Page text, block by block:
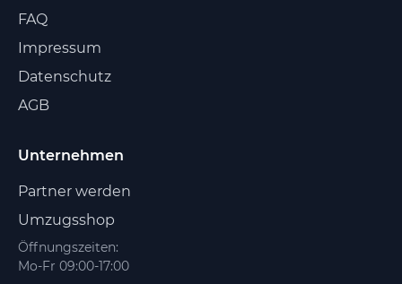
FAQ
Impressum
Datenschutz
AGB
Unternehmen
Partner werden
Umzugsshop
Öffnungszeiten:
Mo-Fr 09:00-17:00